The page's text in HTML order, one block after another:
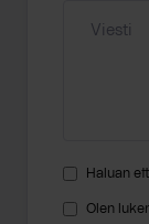
Haluan
Olen